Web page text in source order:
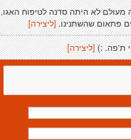
מעולם לא היתה סדנה לטיפוח האגו,
פתאום שהשתנינו.[ליצירה]
ת'פה. :)[ליצירה]